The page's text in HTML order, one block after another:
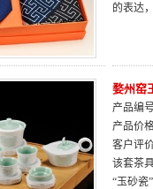
的表达
婺州窑
产品编
产品价
客户评
该套茶
“玉砂瓷